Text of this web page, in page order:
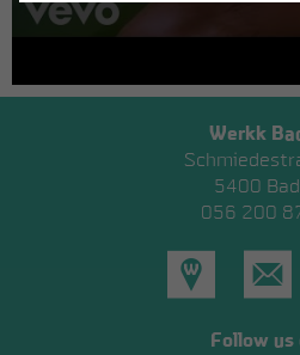
Werkk
5400
056 200
Follow us